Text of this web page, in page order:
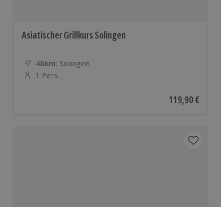
Asiatischer Grillkurs Solingen
48km: Entfernung
Standort
Solingen
Anzahl der Teilnehmer
1 Pers.
Aktueller Preis
119,90 €